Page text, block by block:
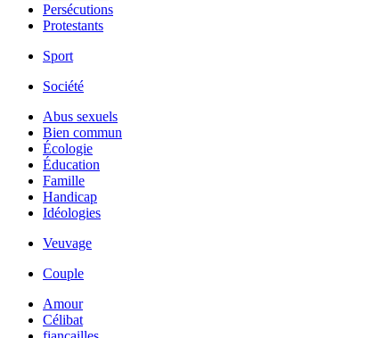
Persécutions
Protestants
Sport
Société
Abus sexuels
Bien commun
Écologie
Éducation
Famille
Handicap
Idéologies
Veuvage
Couple
Amour
Célibat